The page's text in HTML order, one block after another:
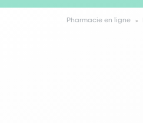
Pharmacie en ligne